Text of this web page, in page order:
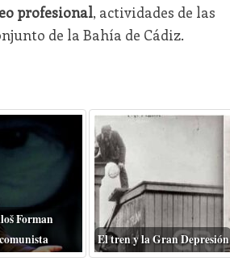
profesional, actividades de las
de la Bahía de Cádiz.
Forman
El tren y la Gran Depresión